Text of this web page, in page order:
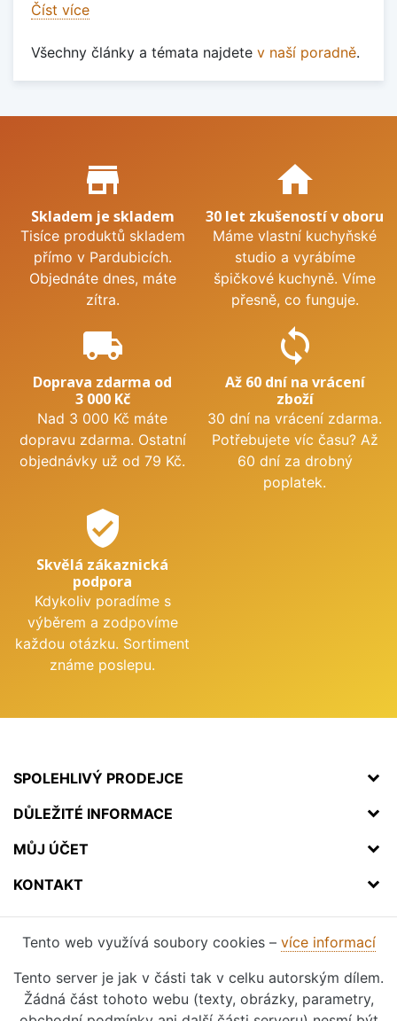
Číst více
Všechny články a témata najdete v naší poradně.
Proč nakupovat u nás?
store_mall_directory
Skladem je skladem
Tisíce produktů skladem
přímo v Pardubicích.
Objednáte dnes, máte
zítra.
home
30 let zkušeností v oboru
Máme vlastní kuchyňské
studio a vyrábíme
špičkové kuchyně. Víme
přesně, co funguje.
local_shipping
Doprava zdarma od
3 000 Kč
Nad 3 000 Kč máte
dopravu zdarma. Ostatní
objednávky už od 79 Kč.
sync
Až 60 dní na vrácení
zboží
30 dní na vrácení zdarma.
Potřebujete víc času? Až
60 dní za drobný
poplatek.
verified_user
Skvělá zákaznická
podpora
Kdykoliv poradíme s
výběrem a zodpovíme
každou otázku. Sortiment
známe poslepu.
SPOLEHLIVÝ PRODEJCE
DŮLEŽITÉ INFORMACE
MŮJ ÚČET
KONTAKT
Tento web využívá soubory cookies – více informací
Tento server je jak v části tak v celku autorským dílem.
Žádná část tohoto webu (texty, obrázky, parametry,